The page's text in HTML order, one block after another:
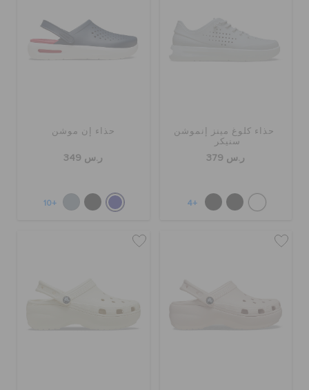
حذاء كلوغ مينز إنموشن
سنيكر
ر.س 379
+4
حذاء إن موشن
ر.س 349
+10